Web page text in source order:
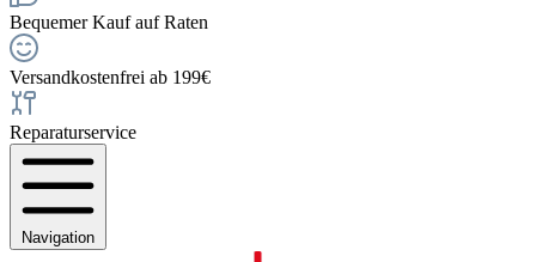
Bequemer Kauf auf Raten
Versandkostenfrei ab 199€
Reparaturservice
Navigation